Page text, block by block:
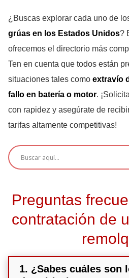
¿Buscas explorar cada uno de
grúas en los Estados Unidos?
ofrecemos el directorio más
Ten en cuenta que todos están
situaciones tales como extravío
fallo en batería o motor.
con rapidez y asegúrate de
tarifas altamente competitivas!
Preguntas
contratación de
1. ¿Sabes cuáles son